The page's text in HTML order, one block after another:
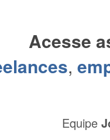
Acesse
,
Equipe